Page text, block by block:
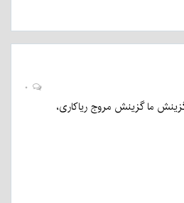
ما گزینش مروج ریاکاری،